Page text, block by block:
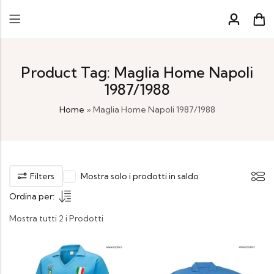
Product Tag: Maglia Home Napoli
1987/1988
Home » Maglia Home Napoli 1987/1988
Filters
Mostra solo i prodotti in saldo
Ordina per:
Mostra tutti 2 i Prodotti